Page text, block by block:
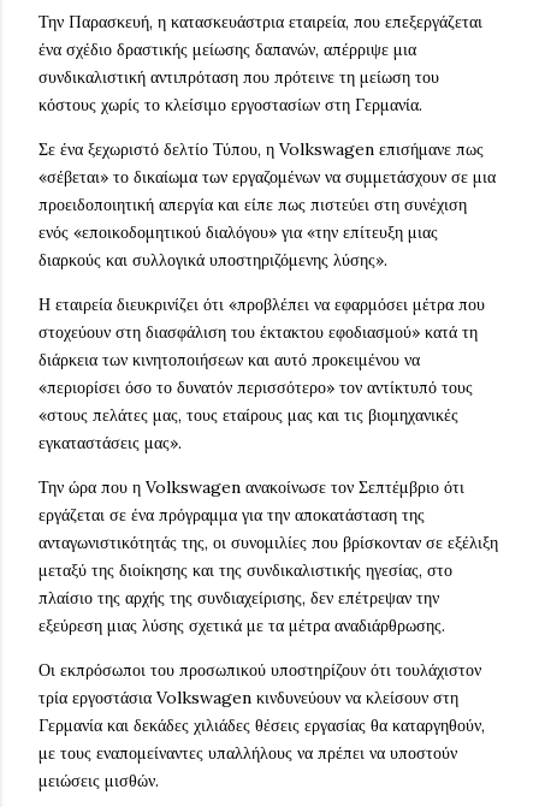
Την Παρασκευή, η κατασκευάστρια εταιρεία, που επεξεργάζεται
ένα σχέδιο δραστικής μείωσης δαπανών, απέρριψε μια
συνδικαλιστική αντιπρόταση που πρότεινε τη μείωση του
κόστους χωρίς το κλείσιμο εργοστασίων στη Γερμανία.
Σε ένα ξεχωριστό δελτίο Τύπου, η Volkswagen επισήμανε πως
«σέβεται» το δικαίωμα των εργαζομένων να συμμετάσχουν σε μια
προειδοποιητική απεργία και είπε πως πιστεύει στη συνέχιση
ενός «εποικοδομητικού διαλόγου» για «την επίτευξη μιας
διαρκούς και συλλογικά υποστηριζόμενης λύσης».
Η εταιρεία διευκρινίζει ότι «προβλέπει να εφαρμόσει μέτρα που
στοχεύουν στη διασφάλιση του έκτακτου εφοδιασμού» κατά τη
διάρκεια των κινητοποιήσεων και αυτό προκειμένου να
«περιορίσει όσο το δυνατόν περισσότερο» τον αντίκτυπό τους
«στους πελάτες μας, τους εταίρους μας και τις βιομηχανικές
εγκαταστάσεις μας».
Την ώρα που η Volkswagen ανακοίνωσε τον Σεπτέμβριο ότι
εργάζεται σε ένα πρόγραμμα για την αποκατάσταση της
ανταγωνιστικότητάς της, οι συνομιλίες που βρίσκονταν σε εξέλιξη
μεταξύ της διοίκησης και της συνδικαλιστικής ηγεσίας, στο
πλαίσιο της αρχής της συνδιαχείρισης, δεν επέτρεψαν την
εξεύρεση μιας λύσης σχετικά με τα μέτρα αναδιάρθρωσης.
Οι εκπρόσωποι του προσωπικού υποστηρίζουν ότι τουλάχιστον
τρία εργοστάσια Volkswagen κινδυνεύουν να κλείσουν στη
Γερμανία και δεκάδες χιλιάδες θέσεις εργασίας θα καταργηθούν,
με τους εναπομείναντες υπαλλήλους να πρέπει να υποστούν
μειώσεις μισθών.